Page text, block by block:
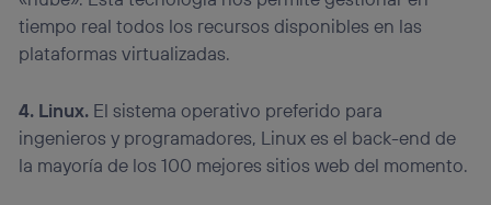
tiempo real todos los recursos disponibles en las
plataformas virtualizadas.
4. Linux. El sistema operativo preferido para
ingenieros y programadores, Linux es el back-end de
la mayoría de los 100 mejores sitios web del momento.